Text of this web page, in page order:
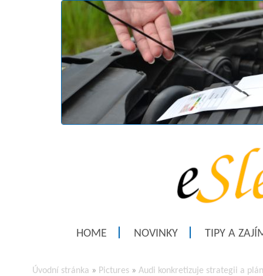
HOME NOVINKY TIPY A
Úvodní stránka » Pictures » Audi konkretizuje strategii a